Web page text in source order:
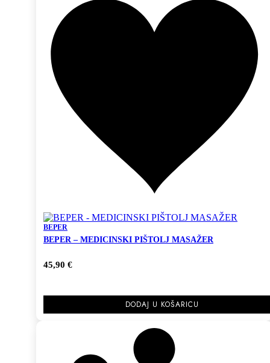
BEPER
BEPER – MEDICINSKI PIŠTOLJ MASAŽER
45,90 €
DODAJ U KOŠARICU